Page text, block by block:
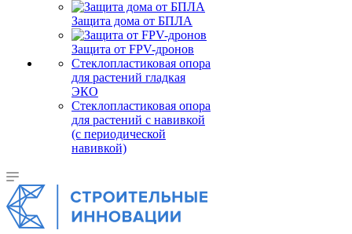
Защита дома от БПЛА
Защита от FPV-дронов
Стеклопластиковая опора
для растений гладкая
ЭКО
Стеклопластиковая опора
для растений с навивкой
(с периодической
навивкой)